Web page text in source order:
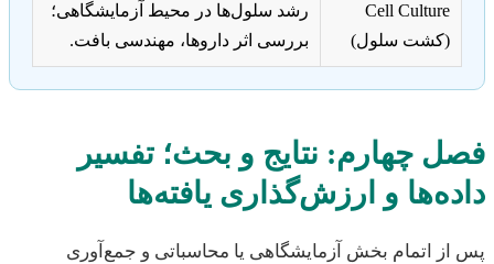
Cell Culture
(کشت سلول)
رشد سلول‌ها در محیط آزمایشگاهی؛
بررسی اثر داروها، مهندسی بافت.
چهارم: نتایج و بحث؛ تفسیر
و ارزش‌گذاری یافته‌ها
اتمام بخش آزمایشگاهی یا محاسباتی و جمع‌آوری